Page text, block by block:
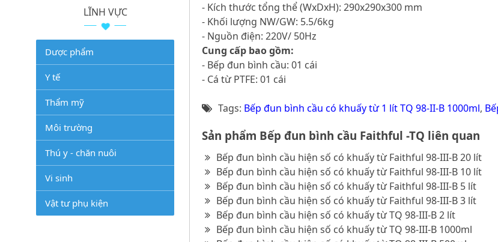
- Kích thước tổng thể (WxDxH): 290x290x300 mm
- Khối lượng NW/GW: 5.5/6kg
- Nguồn điện: 220V/ 50Hz
Cung cấp bao gồm:
- Bếp đun bình cầu: 01 cái
- Cá từ PTFE: 01 cái
Tags: Bếp đun bình cầu có khuấy từ 1 lít TQ 98-II-B 1000ml,
Sản phẩm Bếp đun bình cầu Faithful -TQ liên quan
Bếp đun bình cầu hiện số có khuấy từ Faithful 98-III-B 20 lít
Bếp đun bình cầu hiện số có khuấy từ Faithful 98-III-B 10 lít
Bếp đun bình cầu hiện số có khuấy từ Faithful 98-III-B 5 lít
Bếp đun bình cầu hiện số có khuấy từ Faithful 98-III-B 3 lít
Bếp đun bình cầu hiện số có khuấy từ TQ 98-III-B 2 lít
Bếp đun bình cầu hiện số có khuấy từ TQ 98-III-B 1000ml
LĨNH VỰC
Dược phẩm
Y tế
Thẩm mỹ
Môi trường
Thú y - chăn nuôi
Vi sinh
Vật tư phụ kiện